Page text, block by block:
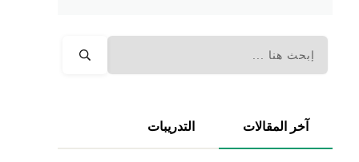
آخر المقالات التدريبات